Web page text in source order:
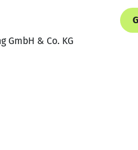
GmbH & Co. KG